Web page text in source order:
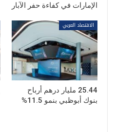
الإمارات في كفاءة حفر الآبار
الاقتصاد العربي
25.44 مليار درهم أرباح
بنوك أبوظبي بنمو 11.5%